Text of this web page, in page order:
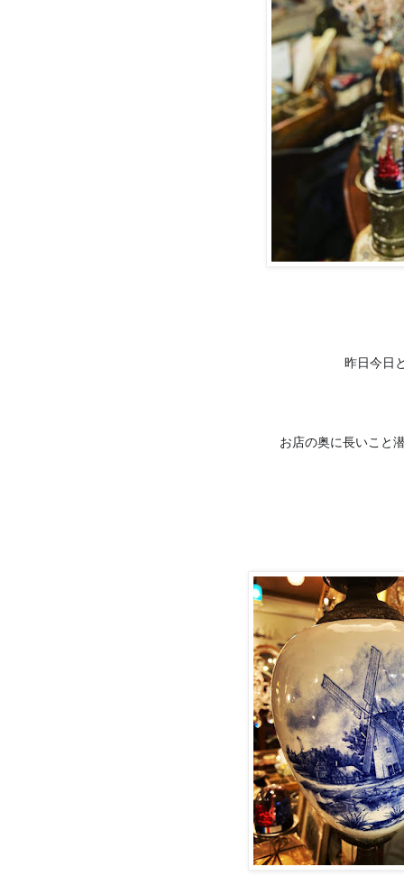
昨日今日
お店の奥に長いこと